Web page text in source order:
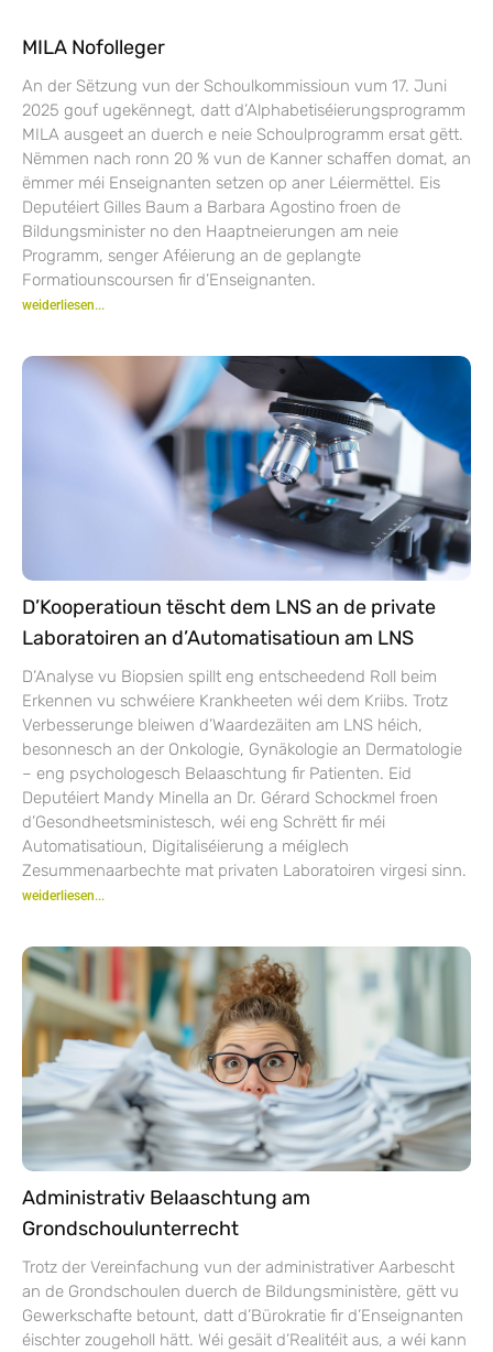
MILA Nofolleger
An der Sëtzung vun der Schoulkommissioun vum 17. Juni
2025 gouf ugekënnegt, datt d’Alphabetiséierungsprogramm
MILA ausgeet an duerch e neie Schoulprogramm ersat gëtt.
Nëmmen nach ronn 20 % vun de Kanner schaffen domat, an
ëmmer méi Enseignanten setzen op aner Léiermëttel. Eis
Deputéiert Gilles Baum a Barbara Agostino froen de
Bildungsminister no den Haaptneierungen am neie
Programm, senger Aféierung an de geplangte
Formatiounscoursen fir d’Enseignanten.
weiderliesen...
D’Kooperatioun tëscht dem LNS an de private
Laboratoiren an d’Automatisatioun am LNS
D’Analyse vu Biopsien spillt eng entscheedend Roll beim
Erkennen vu schwéiere Krankheeten wéi dem Kriibs. Trotz
Verbesserunge bleiwen d’Waardezäiten am LNS héich,
besonnesch an der Onkologie, Gynäkologie an Dermatologie
– eng psychologesch Belaaschtung fir Patienten. Eid
Deputéiert Mandy Minella an Dr. Gérard Schockmel froen
d’Gesondheetsministesch, wéi eng Schrëtt fir méi
Automatisatioun, Digitaliséierung a méiglech
Zesummenaarbechte mat privaten Laboratoiren virgesi sinn.
weiderliesen...
Administrativ Belaaschtung am
Grondschoulunterrecht
Trotz der Vereinfachung vun der administrativer Aarbescht
an de Grondschoulen duerch de Bildungsministère, gëtt vu
Gewerkschafte betount, datt d’Bürokratie fir d’Enseignanten
éischter zougeholl hätt. Wéi gesäit d’Realitéit aus, a wéi kann